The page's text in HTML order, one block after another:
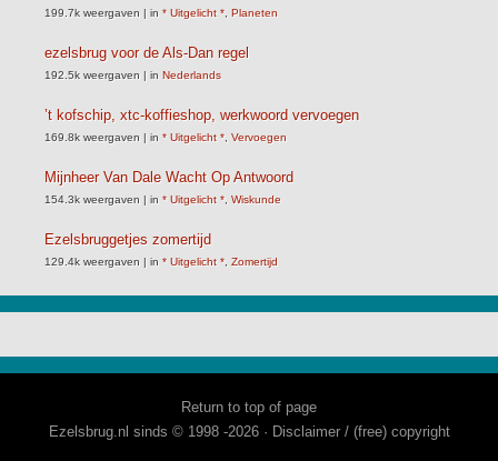
199.7k weergaven | in * Uitgelicht * Planeten
ezelsbrug voor de Als-Dan regel
192.5k weergaven | in Nederlands
’t kofschip, xtc-koffieshop, werkwoord vervoegen
169.8k weergaven | in * Uitgelicht * Vervoegen
Mijnheer Van Dale Wacht Op Antwoord
154.3k weergaven | in * Uitgelicht * Wiskunde
Ezelsbruggetjes zomertijd
129.4k weergaven | in * Uitgelicht * Zomertijd
Return to top of page
Ezelsbrug.nl sinds © 1998 -2026 · Disclaimer / (free) copyright